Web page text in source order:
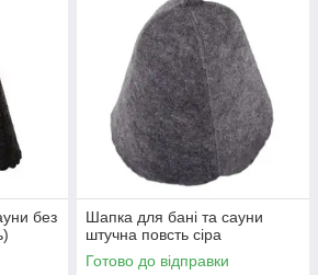
без
Шапка для бані та сауни
штучна повсть сіра
Готово до відправки